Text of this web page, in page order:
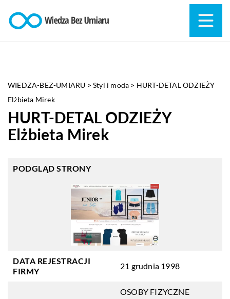
WIEDZA-BEZ-UMIARU >Styl i moda > HURT-DETAL ODZIEŻY
Elżbieta Mirek
HURT-DETAL ODZIEŻY
Elżbieta Mirek
PODGLĄD STRONY
DATA REJESTRACJI
FIRMY
21 grudnia 1998
OSOBY FIZYCZNE